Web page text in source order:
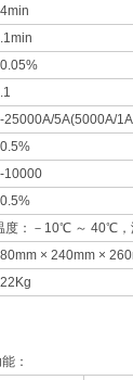
25000A/5A(5000A/
10000
度：－10℃ ～ 40℃，
× 240mm ×
：